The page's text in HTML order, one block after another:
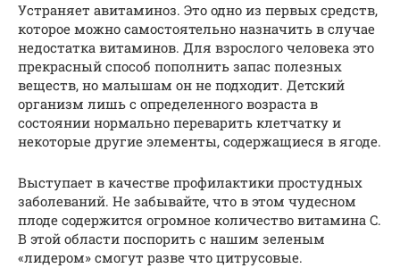
Устраняет авитаминоз. Это одно из первых средств,
которое можно самостоятельно назначить в случае
недостатка витаминов. Для взрослого человека это
прекрасный способ пополнить запас полезных
веществ, но малышам он не подходит. Детский
организм лишь с определенного возраста в
состоянии нормально переварить клетчатку и
некоторые другие элементы, содержащиеся в ягоде.
Выступает в качестве профилактики простудных
заболеваний. Не забывайте, что в этом чудесном
плоде содержится огромное количество витамина C.
В этой области поспорить с нашим зеленым
«лидером» смогут разве что цитрусовые.